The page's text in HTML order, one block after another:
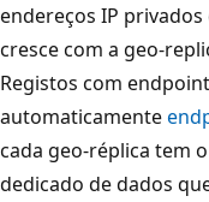
endereços IP
cresce com a geo-
Registos com
automaticamente
cada geo-réplica tem
dedicado de dados